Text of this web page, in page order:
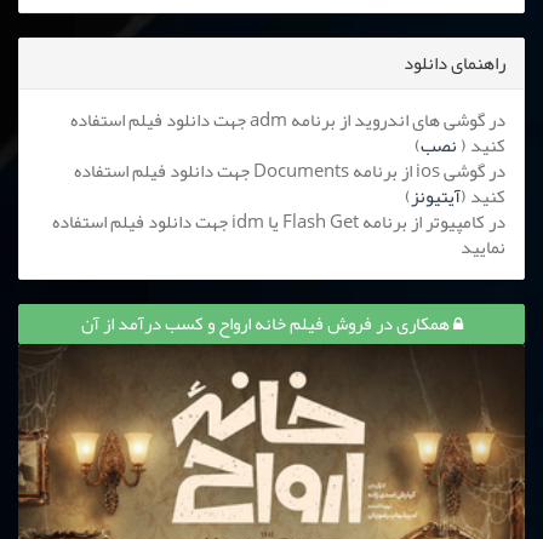
راهنمای دانلود
در گوشی های اندروید از برنامه adm جهت دانلود فیلم استفاده
کنید (نصب)
در گوشی ios از برنامه Documents جهت دانلود فیلم استفاده
کنید (آیتیونز)
در کامپیوتر از برنامه Flash Get یا idm جهت دانلود فیلم استفاده
نمایید
همکاری در فروش فیلم خانه ارواح و کسب درآمد از آن